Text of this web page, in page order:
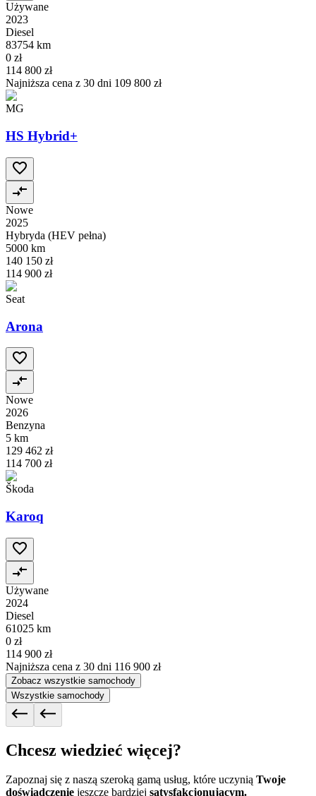
Używane
2023
Diesel
83754 km
0 zł
114 800 zł
Najniższa cena z 30 dni 109 800 zł
MG
HS Hybrid+
Nowe
2025
Hybryda (HEV pełna)
5000 km
140 150 zł
114 900 zł
Seat
Arona
Nowe
2026
Benzyna
5 km
129 462 zł
114 700 zł
Škoda
Karoq
Używane
2024
Diesel
61025 km
0 zł
114 900 zł
Najniższa cena z 30 dni 116 900 zł
Zobacz wszystkie samochody
Wszystkie samochody
Chcesz wiedzieć więcej?
Zapoznaj się z naszą szeroką gamą usług, które uczynią Twoje
doświadczenie jeszcze bardziej satysfakcjonującym.